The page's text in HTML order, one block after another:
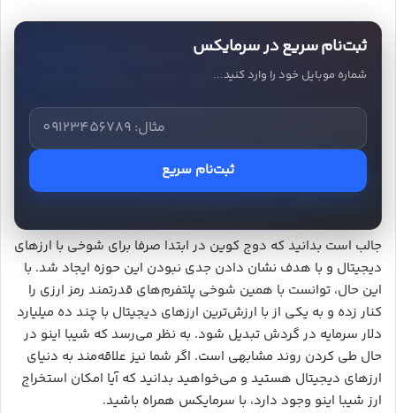
ثبت‌نام سریع در سرمایکس
شماره موبایل خود را وارد کنید...
ثبت‌نام سریع
جالب است بدانید که دوج کوین در ابتدا صرفا برای شوخی با ارزهای
دیجیتال و با هدف نشان دادن جدی نبودن این حوزه ایجاد شد. با
این حال، توانست با همین شوخی پلتفرم‌های قدرتمند رمز ارزی را
کنار زده و به یکی از با ارزش‌ترین ارزهای دیجیتال با چند ده میلیارد
دلار سرمایه در گردش تبدیل شود. به نظر می‌رسد که شیبا اینو در
حال طی کردن روند مشابهی است. اگر شما نیز علاقه‌مند به دنیای
ارزهای دیجیتال هستید و می‌خواهید بدانید که آیا امکان استخراج
ارز شیبا اینو وجود دارد، با سرمایکس همراه باشید.